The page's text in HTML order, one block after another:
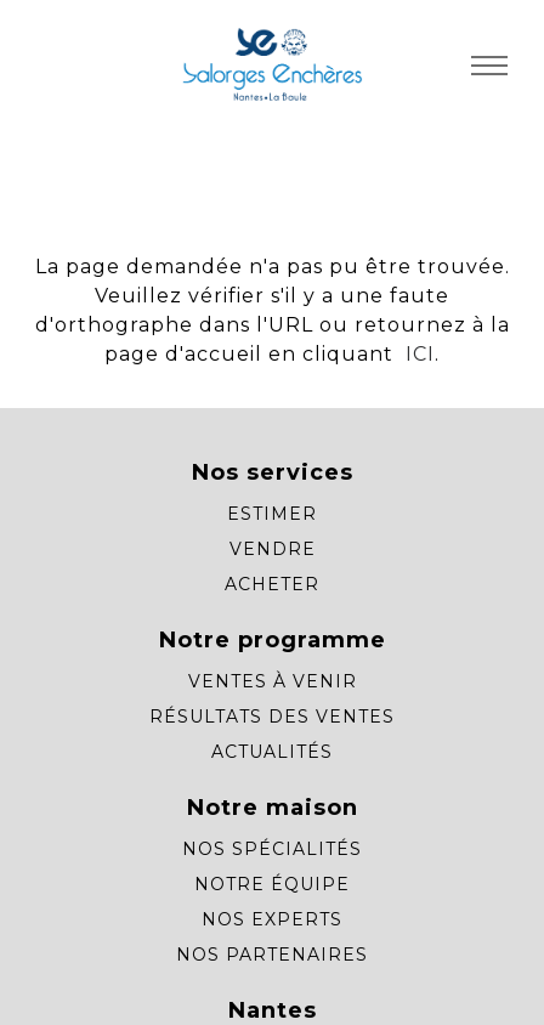
La page demandée n'a pas pu être trouvée.
Veuillez vérifier s'il y a une faute
d'orthographe dans l'URL ou retournez à la
page d'accueil en cliquant
ICI .
Nos services
ESTIMER
VENDRE
ACHETER
Notre programme
VENTES À VENIR
RÉSULTATS DES VENTES
ACTUALITÉS
Notre maison
NOS SPÉCIALITÉS
NOTRE ÉQUIPE
NOS EXPERTS
NOS PARTENAIRES
Nantes